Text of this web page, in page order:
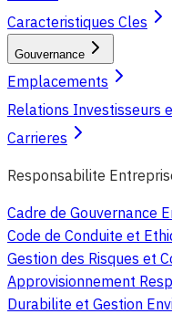
Caracteristiques Cles
Gouvernance
Emplacements
Relations Investisseurs
Carrieres
Responsabilite
Cadre de Gouvernance
Code de Conduite et
Gestion des Risques et
Approvisionnement
Durabilite et Gestion